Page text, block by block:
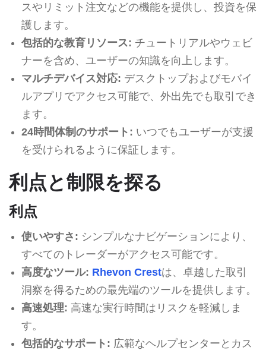
スやリミット注文などの機能を提供し、投資を保
護します。
包括的な教育リソース: チュートリアルやウェビ
ナーを含め、ユーザーの知識を向上します。
マルチデバイス対応: デスクトップおよびモバイ
ルアプリでアクセス可能で、外出先でも取引でき
ます。
24時間体制のサポート: いつでもユーザーが支援
を受けられるように保証します。
利点と制限を探る
利点
使いやすさ: シンプルなナビゲーションにより、
すべてのトレーダーがアクセス可能です。
高度なツール: Rhevon Crestは、卓越した取引
洞察を得るための最先端のツールを提供します。
高速処理: 高速な実行時間はリスクを軽減しま
す。
包括的なサポート: 広範なヘルプセンターとカス